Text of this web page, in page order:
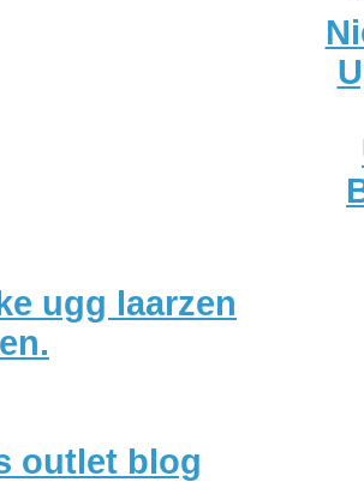
ugg laarzen
outlet blog